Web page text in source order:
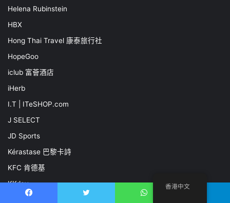
Helena Rubinstein
HBX
Hong Thai Travel 康泰旅行社
HopeGoo
iclub 富薈酒店
iHerb
I.T | ITeSHOP.com
J SELECT
JD Sports
Kérastase 巴黎卡詩
KFC 肯德基
KKday
香港中文